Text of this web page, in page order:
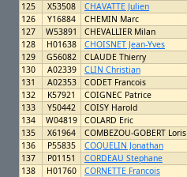
125
X53508 CHAVATTE Julien
126
Y16884 CHEMIN Marc
127
W53891 CHEVALLIER Milan
128
H01638 CHOISNET Jean-Yves
129
G56082 CLAUDE Thierry
130
A02339 CLIN Christian
131
A02353 CODET Francois
132
K57921 COIGNEC Patrice
133
Y50442 COISY Harold
134
W04819 COLARD Eric
135
X61964 COMBEZOU-GOBERT Loris
136
P55835 COQUELIN Jonathan
137
P01151 CORDEAU Stephane
138
H01760 CORNETTE Francois